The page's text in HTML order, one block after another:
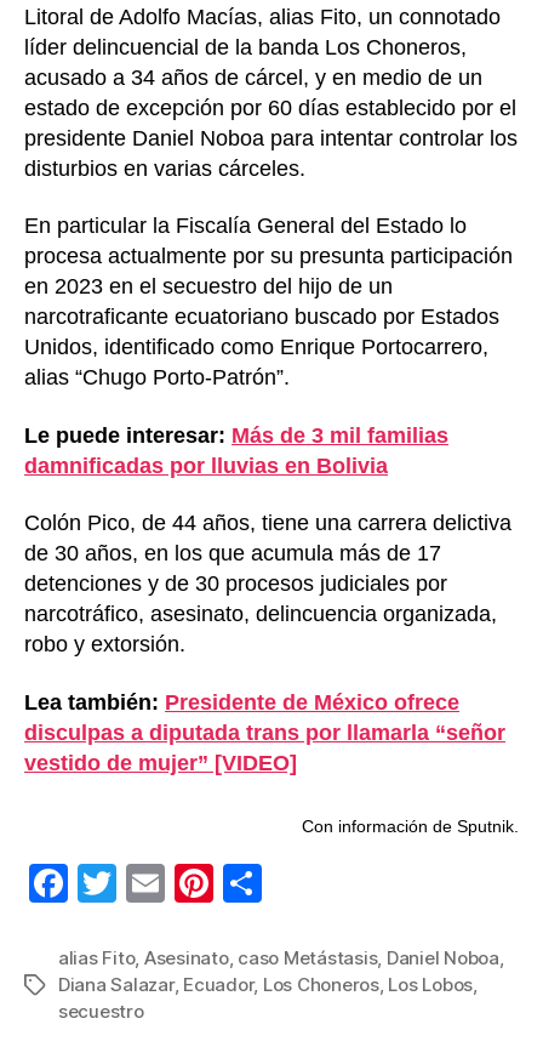
Litoral de Adolfo Macías, alias Fito, un connotado
líder delincuencial de la banda Los Choneros,
acusado a 34 años de cárcel, y en medio de un
estado de excepción por 60 días establecido por el
presidente Daniel Noboa para intentar controlar los
disturbios en varias cárceles.
En particular la Fiscalía General del Estado lo
procesa actualmente por su presunta participación
en 2023 en el secuestro del hijo de un
narcotraficante ecuatoriano buscado por Estados
Unidos, identificado como Enrique Portocarrero,
alias “Chugo Porto-Patrón”.
Le puede interesar: Más de 3 mil familias
damnificadas por lluvias en Bolivia
Colón Pico, de 44 años, tiene una carrera delictiva
de 30 años, en los que acumula más de 17
detenciones y de 30 procesos judiciales por
narcotráfico, asesinato, delincuencia organizada,
robo y extorsión.
Lea también: Presidente de México ofrece
disculpas a diputada trans por llamarla “señor
vestido de mujer” [VIDEO]
Con información de Sputnik.
F
c
e
T
tt
er
E
ail
Pi
er
e
m
p
Etiquetas
alias Fito, Asesinato, caso Metástasis, Daniel Noboa,
Diana Salazar, Ecuador, Los Choneros, Los Lobos,
secuestro